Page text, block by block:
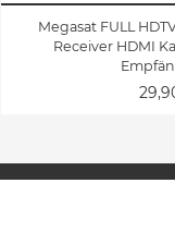
Megasat FULL
Receiver HDMI